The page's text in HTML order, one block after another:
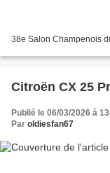
38e Salon Champenois
Citroën CX 25
Publié le 06/03/2026 à
Par oldiesfan67